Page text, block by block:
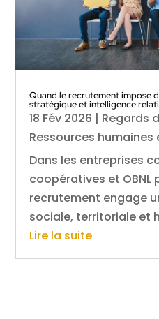
Quand le recrutement impose
stratégique et intelligence
18 Fév 2026 | Regards
Ressources humaines
Dans les entreprises
coopératives et OBNL
recrutement engage
sociale, territoriale et
Lire la suite